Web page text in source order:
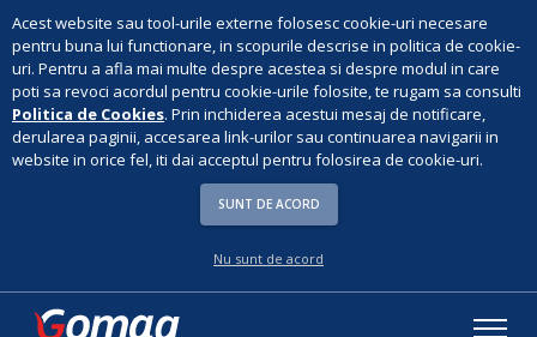
Acest website sau tool-urile externe folosesc cookie-uri necesare
pentru buna lui functionare, in scopurile descrise in politica de cookie-
uri. Pentru a afla mai multe despre acestea si despre modul in care
poti sa revoci acordul pentru cookie-urile folosite, te rugam sa consulti
Politica de Cookies. Prin inchiderea acestui mesaj de notificare,
derularea paginii, accesarea link-urilor sau continuarea navigarii in
website in orice fel, iti dai acceptul pentru folosirea de cookie-uri.
SUNT DE ACORD
Nu sunt de acord